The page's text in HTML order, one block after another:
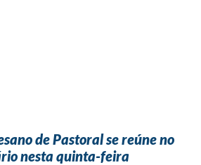
de Pastoral se reúne no
nesta quinta-feira